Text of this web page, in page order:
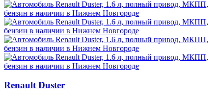
Renault Duster